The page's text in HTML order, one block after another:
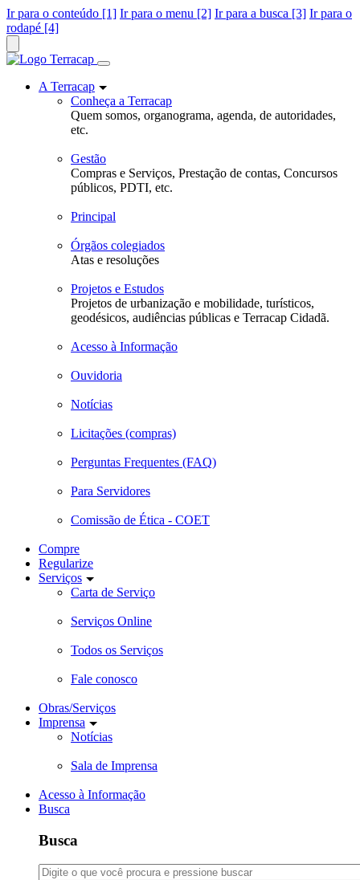
Ir para o conteúdo [1] Ir para o menu [2] Ir para a busca [3] Ir para o
rodapé [4]
A Terracap
Conheça a Terracap
Quem somos, organograma, agenda, de autoridades,
etc.
Gestão
Compras e Serviços, Prestação de contas, Concursos
públicos, PDTI, etc.
Principal
Órgãos colegiados
Atas e resoluções
Projetos e Estudos
Projetos de urbanização e mobilidade, turísticos,
geodésicos, audiências públicas e Terracap Cidadã.
Acesso à Informação
Ouvidoria
Notícias
Licitações (compras)
Perguntas Frequentes (FAQ)
Para Servidores
Comissão de Ética - COET
Compre
Regularize
Serviços
Carta de Serviço
Serviços Online
Todos os Serviços
Fale conosco
Obras/Serviços
Imprensa
Notícias
Sala de Imprensa
Acesso à Informação
Busca
Busca